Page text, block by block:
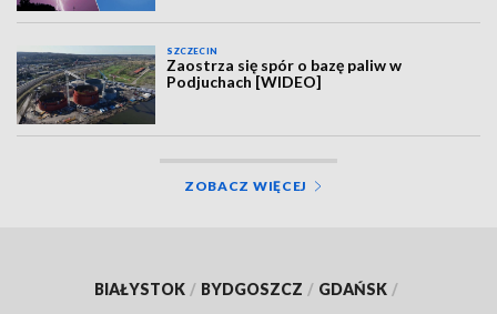
SZCZECIN
Zaostrza się spór o bazę paliw w
Podjuchach [WIDEO]
ZOBACZ WIĘCEJ
BIAŁYSTOK / BYDGOSZCZ / GDAŃSK /